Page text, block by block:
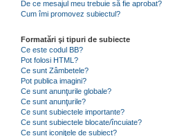
De ce mesajul meu trebuie să fie aprobat?
Cum îmi promovez subiectul?
Formatări şi tipuri de subiecte
Ce este codul BB?
Pot folosi HTML?
Ce sunt Zâmbetele?
Pot publica imagini?
Ce sunt anunţurile globale?
Ce sunt anunţurile?
Ce sunt subiectele importante?
Ce sunt subiectele blocate/încuiate?
Ce sunt iconiţele de subiect?